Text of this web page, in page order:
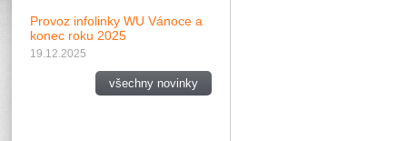
Provoz infolinky WU Vánoce a
konec roku 2025
19.12.2025
všechny novinky